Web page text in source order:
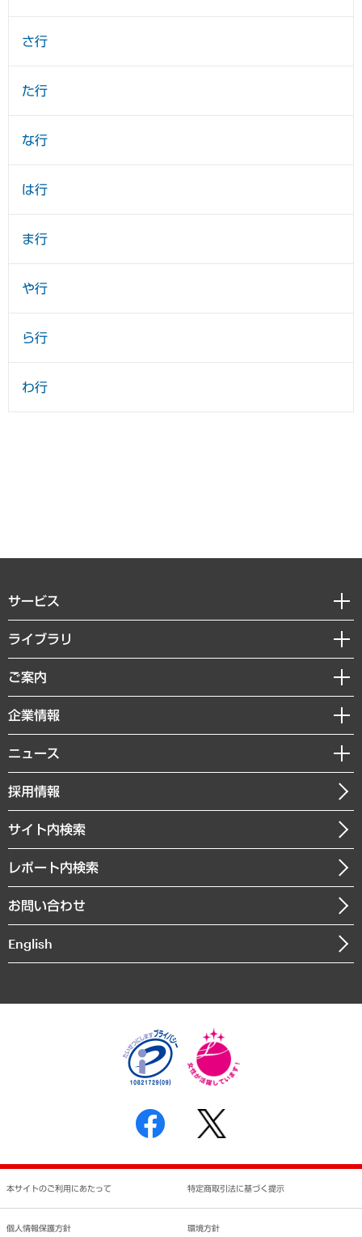
さ行
た行
な行
は行
ま行
や行
ら行
わ行
サービス
経営戦略
組織・人事戦略
デジタルイノベーション
共生・ダイバーシティ
GRC（ガバナンス・リスク・コンプライアンス）・防災（政策）
経済・産業・雇用・労働
まちづくり・観光・交通・スポーツ・スマートシティ
自然資源・農林水産業・食料システム
ライブラリ
経済調査
レポート
コラム
経営用語集
受託・受注実績（官公庁関連）
メディア掲載・出演
ご案内
セミナー・イベント情報
MUFGビジネスセミナー
受託案件情報
企業情報
私たちの想い
社長メッセージ
会社概要
沿革
組織図・本部部室紹介
インドネシア現地法人
個人情報保護方針
反社会的勢力に対する基本方針
書面による個人情報の開示等の請求の手続きについて
ニュース
ニュースリリース
お知らせ
採用情報
サイト内検索
レポート内検索
お問い合わせ
English
本サイトのご利用にあたって 特定商取引法に基づく提示
個人情報保護方針 環境方針